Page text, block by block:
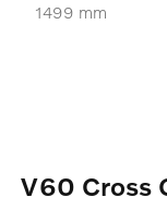
1499 mm
V60 Cross